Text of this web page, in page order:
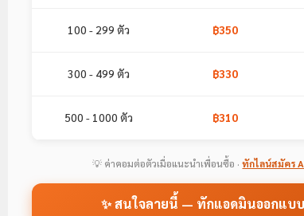
100 - 299 ตัว ฿350
300 - 499 ตัว ฿330
500 - 1000 ตัว ฿310
💡 ค่าคอมต่อตัวเมื่อแนะนำเพื่อนซื้อ ·ทักไลน์สมัคร
✨ สนใจลายนี้ — ทักแอดมินออกแบบ